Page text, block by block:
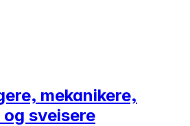
mekanikere,
sveisere